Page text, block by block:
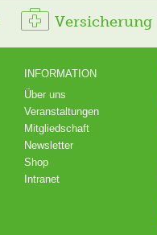
Versicherung
INFORMATION
Über uns
Veranstaltungen
Mitgliedschaft
Newsletter
Shop
Intranet